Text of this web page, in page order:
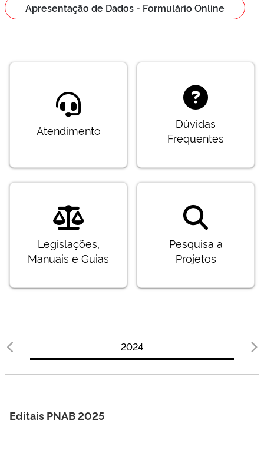
Apresentação de Dados - Formulário Online
Atendimento
Dúvidas
Frequentes
Legislações,
Manuais e Guias
Pesquisa a
Projetos
2024
Editais PNAB 2025